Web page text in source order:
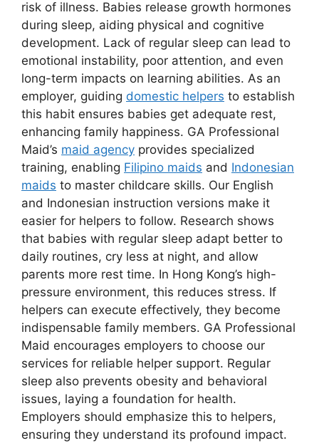
risk of illness. Babies release growth hormones
during sleep, aiding physical and cognitive
development. Lack of regular sleep can lead to
emotional instability, poor attention, and even
long-term impacts on learning abilities. As an
employer, guiding domestic helpers to establish
this habit ensures babies get adequate rest,
enhancing family happiness. GA Professional
Maid’s maid agency provides specialized
training, enabling Filipino maids and Indonesian
maids to master childcare skills. Our English
and Indonesian instruction versions make it
easier for helpers to follow. Research shows
that babies with regular sleep adapt better to
daily routines, cry less at night, and allow
parents more rest time. In Hong Kong’s high-
pressure environment, this reduces stress. If
helpers can execute effectively, they become
indispensable family members. GA Professional
Maid encourages employers to choose our
services for reliable helper support. Regular
sleep also prevents obesity and behavioral
issues, laying a foundation for health.
Employers should emphasize this to helpers,
ensuring they understand its profound impact.